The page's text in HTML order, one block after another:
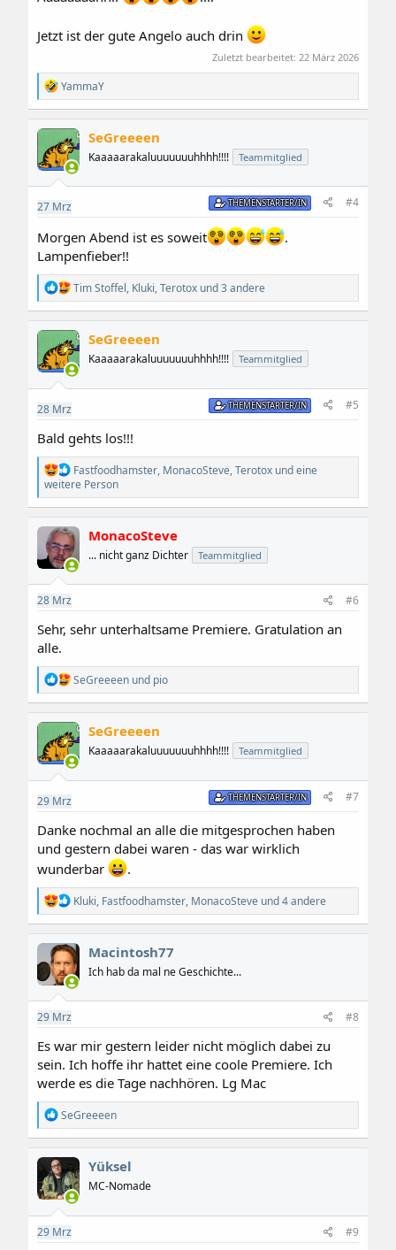
Jetzt ist der gute Angelo auch drin
Zuletzt bearbeitet: 22 März 2026
R
e
a
k
t
i
o
n
n
YammaY
SeGreeeen
Kaaaaarakaluuuuuuuhhhh!!!! Teammitglied
27 Mrz THEMENSTARTER/IN #4
Morgen Abend ist es soweit
.
Lampenfieber!!
R
e
a
k
t
i
o
n
Tim Stoffel, Kluki,Terotox und 3 andere
SeGreeeen
Kaaaaarakaluuuuuuuhhhh!!!! Teammitglied
28 Mrz THEMENSTARTER/IN #5
Bald gehts los!!!
R
e
a
k
t
i
o
n
e
Fastfoodhamster, MonacoSteve,Terotox und eine
weitere Person
MonacoSteve
... nicht ganz Dichter Teammitglied
28 Mrz #6
Sehr, sehr unterhaltsame Premiere. Gratulation an
alle.
R
e
a
k
t
i
o
n
SeGreeeen und pio
SeGreeeen
Kaaaaarakaluuuuuuuhhhh!!!! Teammitglied
29 Mrz THEMENSTARTER/IN #7
Danke nochmal an alle die mitgesprochen haben
und gestern dabei waren - das war wirklich
wunderbar
.
R
e
a
k
t
i
o
n
:
Kluki, Fastfoodhamster, MonacoSteve und 4 andere
Macintosh77
Ich hab da mal ne Geschichte...
29 Mrz #8
Es war mir gestern leider nicht möglich dabei zu
sein. Ich hoffe ihr hattet eine coole Premiere. Ich
werde es die Tage nachhören. Lg Mac
R
e
a
k
t
i
o
n
e
n
SeGreeeen
Yüksel
MC-Nomade
29 Mrz #9